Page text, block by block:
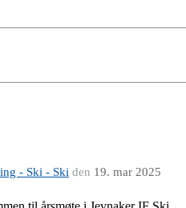
- Ski - Ski den 19. mar 2025